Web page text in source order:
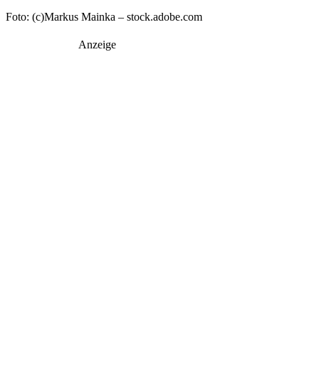
Foto: (c)Markus Mainka – stock.adobe.com
Anzeige